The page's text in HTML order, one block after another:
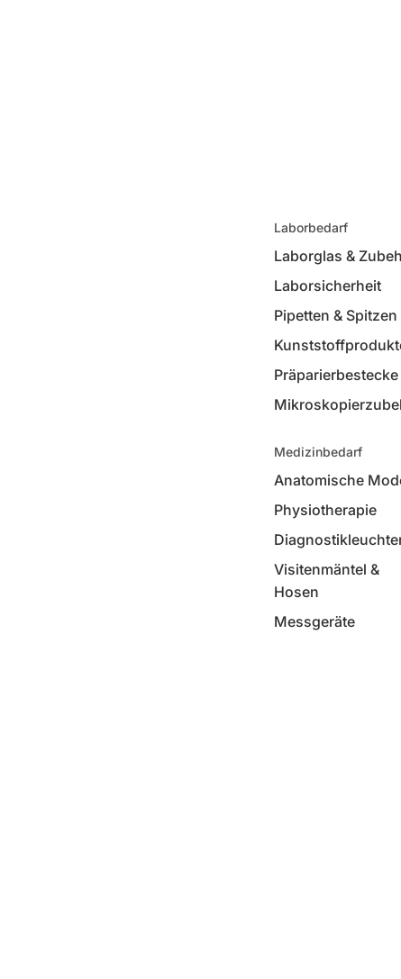
Laborbedarf
Laborglas &
Laborsicherheit
Pipetten & Spitzen
Präparierbestecke
Medizinbedarf
Anatomische
Physiotherapie
Visitenmäntel &
Hosen
Messgeräte